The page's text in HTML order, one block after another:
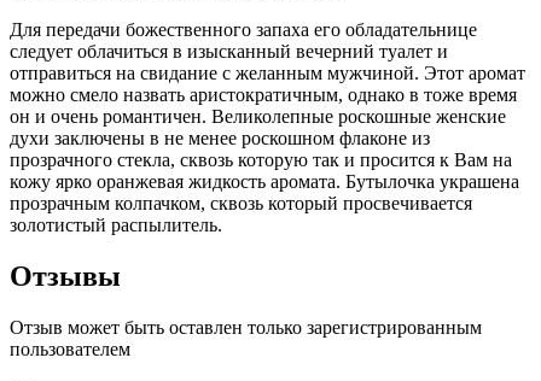
Для передачи божественного запаха его обладательнице
следует облачиться в изысканный вечерний туалет и
отправиться на свидание с желанным мужчиной. Этот аромат
можно смело назвать аристократичным, однако в тоже время
он и очень романтичен. Великолепные роскошные женские
духи заключены в не менее роскошном флаконе из
прозрачного стекла, сквозь которую так и просится к Вам на
кожу ярко оранжевая жидкость аромата. Бутылочка украшена
прозрачным колпачком, сквозь который просвечивается
золотистый распылитель.
Отзывы
Отзыв может быть оставлен только зарегистрированным
пользователем